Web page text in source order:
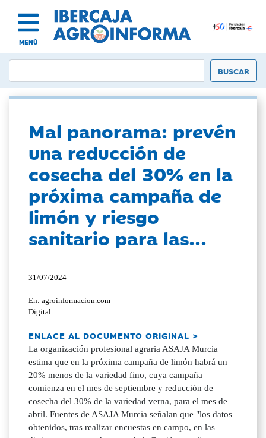
MENÚ
Mal panorama: prevén
una reducción de
cosecha del 30% en la
próxima campaña de
limón y riesgo
sanitario para las...
31/07/2024
En: agroinformacion.com
Digital
ENLACE AL DOCUMENTO ORIGINAL >
La organización profesional agraria ASAJA Murcia
estima que en la próxima campaña de limón habrá un
20% menos de la variedad fino, cuya campaña
comienza en el mes de septiembre y reducción de
cosecha del 30% de la variedad verna, para el mes de
abril. Fuentes de ASAJA Murcia señalan que "los datos
obtenidos, tras realizar encuestas en campo, en las